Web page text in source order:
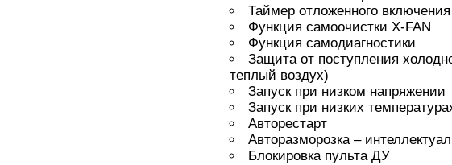
Таймер отложенного
Функция самоочистки X-FAN
Функция самодиагностики
Защита от поступления
теплый воздух)
Запуск при низком напряжении
Запуск при низких
Авторестарт
Авторазморозка –
Блокировка пульта ДУ